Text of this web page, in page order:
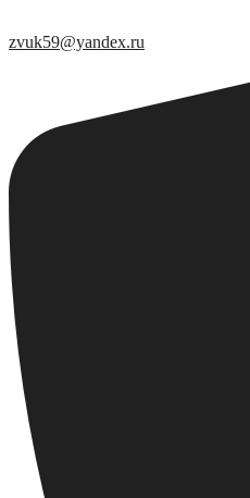
zvuk59@yandex.ru